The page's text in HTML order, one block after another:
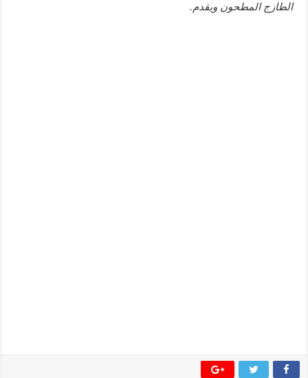
الطازج المطحون ويقدم.